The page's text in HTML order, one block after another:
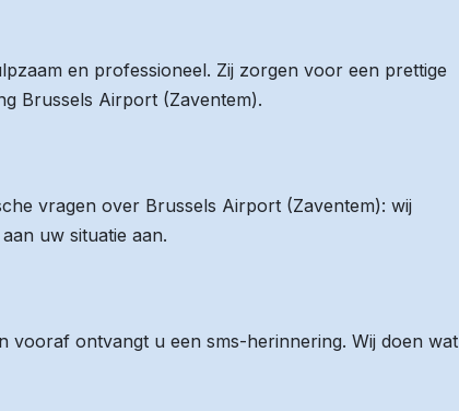
en professioneel. Zij zorgen voor een prettige
Brussels Airport (Zaventem).
vragen over Brussels Airport (Zaventem): wij
uw situatie aan.
vooraf ontvangt u een sms-herinnering. Wij doen wat